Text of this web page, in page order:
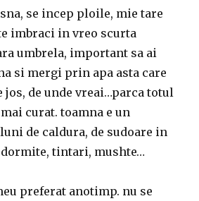
se incep ploile, mie tare
imbraci in vreo scurta
umbrela, important sa ai
si mergi prin apa asta care
jos, de unde vreai…parca totul
curat. toamna e un
de caldura, de sudoare in
tintari, mushte…
preferat anotimp. nu se